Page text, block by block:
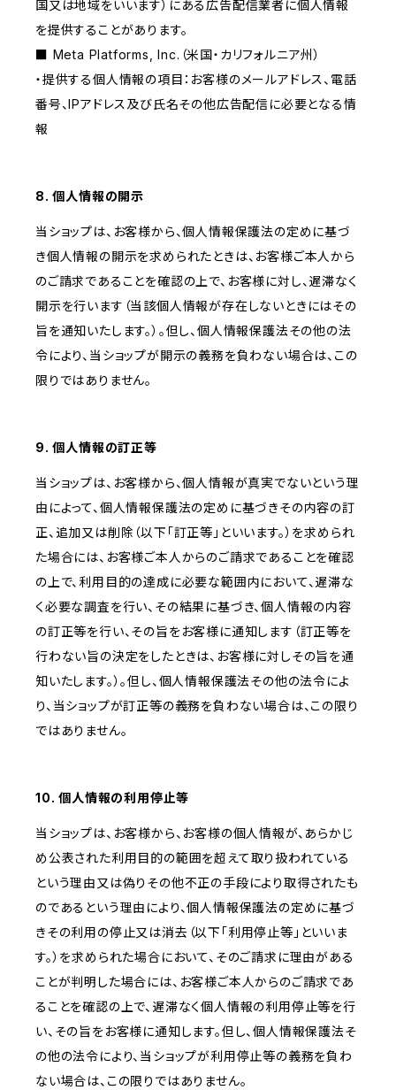
国又は地域をいいます）にある広告配信業者に個人情報
を提供することがあります。
■ Meta Platforms, Inc.（米国・カリフォルニア州）
・提供する個人情報の項目：お客様のメールアドレス、電話
番号、IPアドレス及び氏名その他広告配信に必要となる情
報
8. 個人情報の開示
当ショップは、お客様から、個人情報保護法の定めに基づ
き個人情報の開示を求められたときは、お客様ご本人から
のご請求であることを確認の上で、お客様に対し、遅滞なく
開示を行います（当該個人情報が存在しないときにはその
旨を通知いたします。）。但し、個人情報保護法その他の法
令により、当ショップが開示の義務を負わない場合は、この
限りではありません。
9. 個人情報の訂正等
当ショップは、お客様から、個人情報が真実でないという理
由によって、個人情報保護法の定めに基づきその内容の訂
正、追加又は削除（以下「訂正等」といいます。）を求められ
た場合には、お客様ご本人からのご請求であることを確認
の上で、利用目的の達成に必要な範囲内において、遅滞な
く必要な調査を行い、その結果に基づき、個人情報の内容
の訂正等を行い、その旨をお客様に通知します（訂正等を
行わない旨の決定をしたときは、お客様に対しその旨を通
知いたします。）。但し、個人情報保護法その他の法令によ
り、当ショップが訂正等の義務を負わない場合は、この限り
ではありません。
10. 個人情報の利用停止等
当ショップは、お客様から、お客様の個人情報が、あらかじ
め公表された利用目的の範囲を超えて取り扱われている
という理由又は偽りその他不正の手段により取得されたも
のであるという理由により、個人情報保護法の定めに基づ
きその利用の停止又は消去（以下「利用停止等」といいま
す。）を求められた場合において、そのご請求に理由がある
ことが判明した場合には、お客様ご本人からのご請求であ
ることを確認の上で、遅滞なく個人情報の利用停止等を行
い、その旨をお客様に通知します。但し、個人情報保護法そ
の他の法令により、当ショップが利用停止等の義務を負わ
ない場合は、この限りではありません。